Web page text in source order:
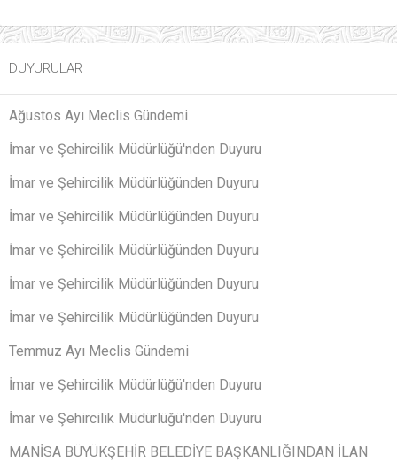
DUYURULAR
Ağustos Ayı Meclis Gündemi
İmar ve Şehircilik Müdürlüğü'nden Duyuru
İmar ve Şehircilik Müdürlüğünden Duyuru
İmar ve Şehircilik Müdürlüğünden Duyuru
İmar ve Şehircilik Müdürlüğünden Duyuru
İmar ve Şehircilik Müdürlüğünden Duyuru
İmar ve Şehircilik Müdürlüğünden Duyuru
Temmuz Ayı Meclis Gündemi
İmar ve Şehircilik Müdürlüğü'nden Duyuru
İmar ve Şehircilik Müdürlüğü'nden Duyuru
MANİSA BÜYÜKŞEHİR BELEDİYE BAŞKANLIĞINDAN İLAN